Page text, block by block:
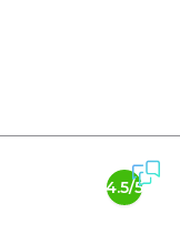
4.5/5